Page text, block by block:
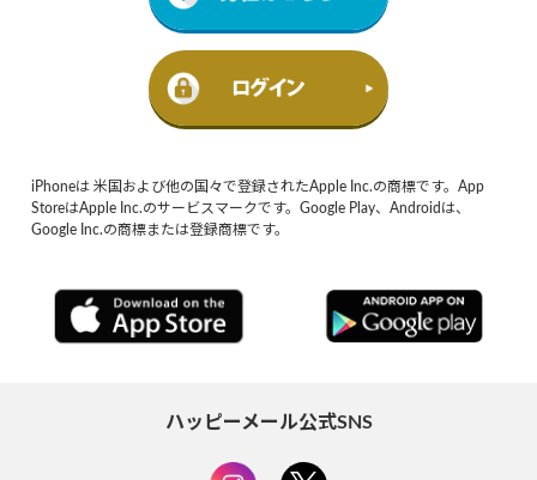
iPhoneは 米国および他の国々で登録されたApple Inc.の商標です。App
StoreはApple Inc.のサービスマークです。Google Play、Androidは、
Google Inc.の商標または登録商標です。
ハッピーメール公式SNS